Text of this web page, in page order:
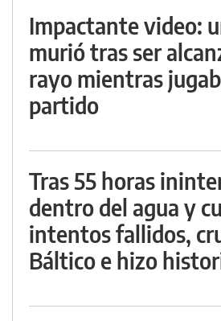
Impactante video:
murió tras ser
rayo mientras
partido
Tras 55 horas
dentro del agua y
intentos fallidos,
Báltico e hizo